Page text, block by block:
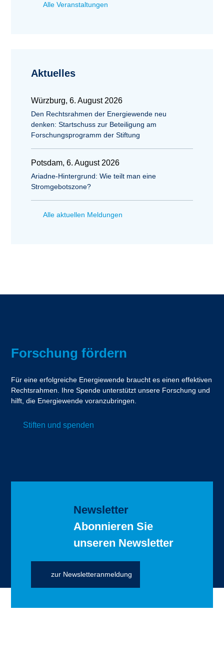
Alle Veranstaltungen
Aktuelles
Würzburg, 6. August 2026
Den Rechtsrahmen der Energiewende neu
denken: Startschuss zur Beteiligung am
Forschungsprogramm der Stiftung
Potsdam, 6. August 2026
Ariadne-Hintergrund: Wie teilt man eine
Stromgebotszone?
Alle aktuellen Meldungen
Forschung fördern
Für eine erfolgreiche Energiewende braucht es einen effektiven
Rechtsrahmen. Ihre Spende unterstützt unsere Forschung und
hilft, die Energiewende voranzubringen.
Stiften und spenden
Newsletter
Abonnieren Sie
unseren Newsletter
zur Newsletteranmeldung